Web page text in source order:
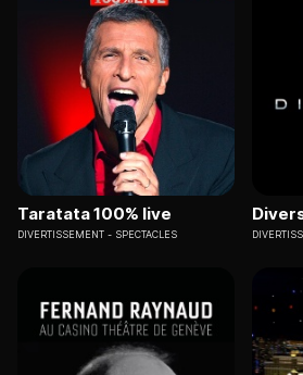
Taratata 100% live
DIVERTISSEMENT SPECTACLES